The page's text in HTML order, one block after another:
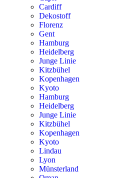
Cardiff
Dekostoff
Florenz
Gent
Hamburg
Heidelberg
Junge Linie
Kitzbühel
Kopenhagen
Kyoto
Hamburg
Heidelberg
Junge Linie
Kitzbühel
Kopenhagen
Kyoto
Lindau
Lyon
Münsterland